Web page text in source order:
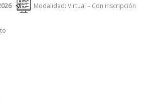
Modalidad: Virtual – Con inscripción